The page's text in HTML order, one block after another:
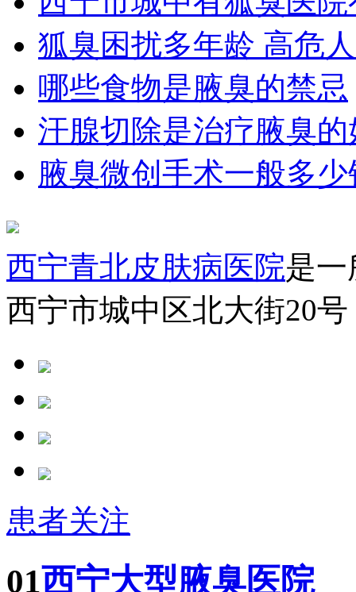
狐臭困扰多年龄 高危
哪些食物是腋臭的禁忌
汗腺切除是治疗腋臭
腋臭微创手术一般多
西宁青北皮肤病医院是
西宁市城中区北大街20
患者关注
01西宁大型腋臭医院